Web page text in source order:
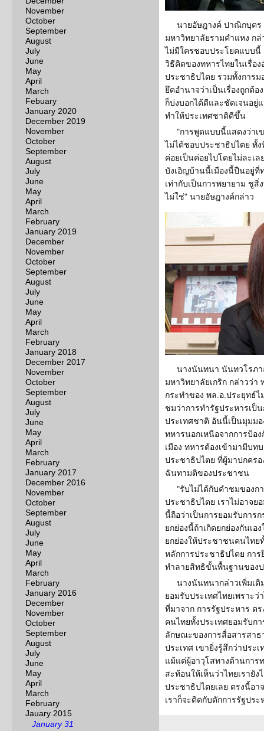
November
October
September
August
July
June
May
April
March
Febuary
January 2020
December 2019
November
October
September
August
July
June
May
April
March
February
January 2019
December
November
October
September
August
July
June
May
April
March
February
January 2018
December 2017
November
October
September
August
July
June
May
April
March
February
January 2017
December 2016
November
October
September
August
July
June
May
April
March
February
January 2016
December
November
October
September
August
July
June
May
April
March
February
Jauary 2015
January 31
นายอัษฎางค์ ปาณิกบุต
มหาวิทยาลัยรามคำแหง ก
ไม่มีใครชอบประโยคแบบนี้
วิธีคิดของทหารไทยในเรื่อ
ประชาธิปไตย รวมทั้งการ
ยึดอำนาจว่าเป็นเรื่องถูกต้
ก็บ่งบอกได้ดีและชัดเจนอยู่
ทำให้ประเทศชาติดีขึ้น
"การพูดแบบนี้แสดงว่าเ
ไม่ได้ชอบประชาธิปไตย ทั้
ค่อยเป็นค่อยไปโดยไม่ละเ
บังเอิญบ้านนี้เมืองนี้ปืนอยู่ที่
เท่ากับเป็นการพยายาม ชูสิ่
ไม่ใช่" นายอัษฎางค์กล่าว
นางนันทนา นันทวโรภา
มหาวิทยาลัยเกริก กล่าวว่า
กระทำของ พล.อ.ประยุทธ์ไ
ชมว่าการทำรัฐประหารเป็
ประเทศชาติ อันนี้เป็นมุมม
ทหารนอกเหนือจากการป้อ
เมือง ทหารต้องเข้ามามีบ
ประชาธิปไตย ที่ผู้มาปกครอ
ฉันทามติของประชาชน
"รับไม่ได้กับคำชมของก
ประชาธิปไตย เราไม่อาจ
นี้ถือว่าเป็นการยอมรับการ
ยกย่องนี้ถ้าเกิดยกย่องกันเ
ยกย่องให้ประชาชนคนไทย
หลักการประชาธิปไตย กา
ทำลายสิทธิขั้นพื้นฐานของ
นางนันทนากล่าวเพิ่มเ
ยอมรับประเทศไทยเพราะว่
ที่มาจาก การรัฐประหาร ต
คนไทยทั้งประเทศยอมรับก
ลักษณะของการสื่อสารสา
ประเทศ เขายิ่งรู้สึกว่าประ
แม้แต่ผู้อาวุโสทางด้านการ
สะท้อนให้เห็นว่าไทยเรายัง
ประชาธิปไตยเลย ตรงนี้อ
เราก็จะติดกับดักการรัฐปร